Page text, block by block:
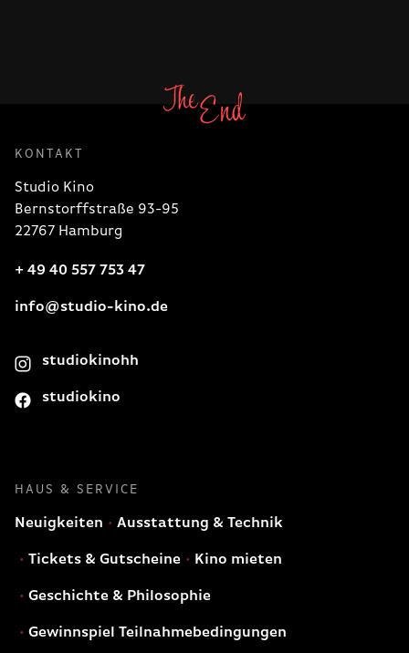
KONTAKT
Studio Kino
Bernstorffstraße 93-95
22767 Hamburg
+ 49 40 557 753 47
info@studio-kino.de
studiokinohh
studiokino
HAUS & SERVICE
Neuigkeiten Ausstattung & Technik
Tickets & Gutscheine Kino mieten
Geschichte & Philosophie
Gewinnspiel Teilnahmebedingungen